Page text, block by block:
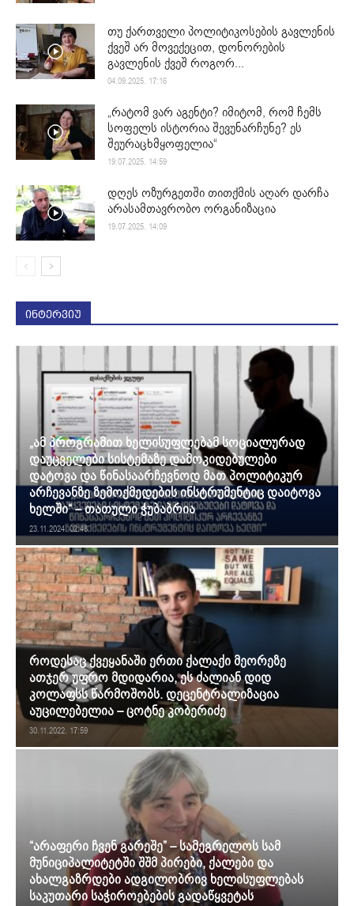
თუ ქართველი პოლიტიკოსების გავლენის
ქვეშ არ მოვექეცით, დონორების
გავლენის ქვეშ როგორ...
04.09.2025. 17:16
„რატომ ვარ აგენტი? იმიტომ, რომ ჩემს
სოფელს ისტორია შევუნარჩუნე? ეს
შეურაცხმყოფელია“
19.07.2025. 14:59
დღეს ოზურგეთში თითქმის აღარ დარჩა
არასამთავრობო ორგანიზაცია
19.07.2025. 14:09
ინტერვიუ
„ამ პროგრამით ხელისუფლებამ სოციალურად
დაუცველები სისტემაზე დამოკიდებულები
დატოვა და წინასაარჩევნოდ მათ პოლიტიკურ
არჩევანზე ზემოქმედების ინსტრუმენტიც დაიტოვა
ხელში“ – თათული ჭუბაბრია
23.11.2024. 02:48
როდესაც ქვეყანაში ერთი ქალაქი მეორეზე
ათჯერ უფრო მდიდარია, ეს ძალიან დიდ
კოლაფსს წარმოშობს. დეცენტრალიზაცია
აუცილებელია – ცოტნე კობერიძე
30.11.2022. 17:59
“არაფერი ჩვენ გარეშე” – სამეგრელოს სამ
მუნიციპალიტეტში შშმ პირები, ქალები და
ახალგაზრდები ადგილობრივ ხელისუფლებას
საკუთარი საჭიროებების გადაწყვეტას